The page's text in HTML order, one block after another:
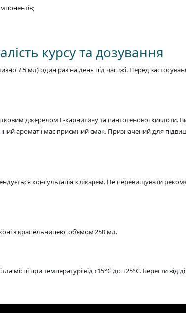
курсу та дозування
7.5 мл) один раз на день під час їжі. Перед
джерелом L-карнитину та пантотенової кислоти.
аромат і має приємний смак. Призначений для
консультація з лікарем. Не перевищувати
з крапельницею, об’ємом 250 мл.
місці при температурі від +15°C до +25°C. Берегти від